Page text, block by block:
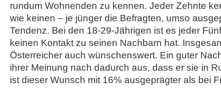
rundum Wohnenden zu kennen. Jeder Zehnte
wie keinen – je jünger die Befragten, umso
Tendenz. Bei den 18-29-Jährigen ist es jeder
keinen Kontakt zu seinen Nachbarn hat.
Österreicher auch wünschenswert. Ein guter
ihrer Meinung nach dadurch aus, dass er sie in
ist dieser Wunsch mit 16% ausgeprägter als bei